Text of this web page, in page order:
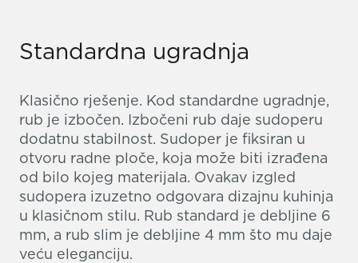
Standardna ugradnja
Klasično rješenje. Kod standardne ugradnje,
rub je izbočen. Izbočeni rub daje sudoperu
dodatnu stabilnost. Sudoper je fiksiran u
otvoru radne ploče, koja može biti izrađena
od bilo kojeg materijala. Ovakav izgled
sudopera izuzetno odgovara dizajnu kuhinja
u klasičnom stilu. Rub standard je debljine 6
mm, a rub slim je debljine 4 mm što mu daje
veću eleganciju.